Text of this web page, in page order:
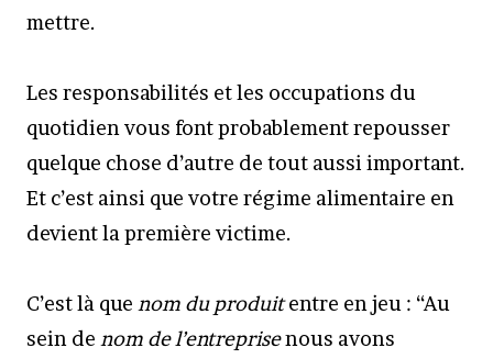
mettre.
Les responsabilités et les occupations du
quotidien vous font probablement repousser
quelque chose d’autre de tout aussi important.
Et c’est ainsi que votre régime alimentaire en
devient la première victime.
C’est là que nom du produitentre en jeu : “Au
sein de nom de l’entreprisenous avons